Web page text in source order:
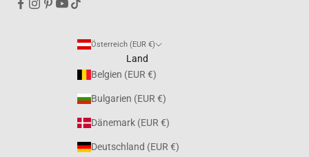
Österreich (EUR €)
Land
Belgien (EUR €)
Bulgarien (EUR €)
Dänemark (EUR €)
Deutschland (EUR €)